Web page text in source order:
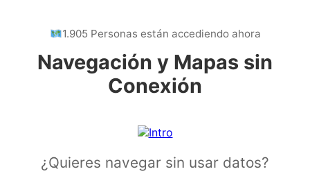
1.905 Personas están accediendo ahora
Navegación y Mapas sin
Conexión
¿Quieres navegar sin usar datos?